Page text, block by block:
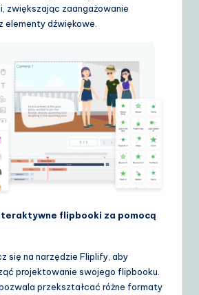
zwiększając zaangażowanie
elementy dźwiękowe.
flipbooki za pomocą
się na narzędzie Fliplify, aby
projektowanie swojego flipbooku.
przekształcać różne formaty